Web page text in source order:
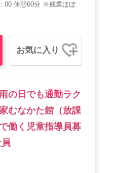
00 休憩60分 ※残業ほぼ
お気に入り
の日でも通勤ラク
むなかた館（放課
働く児童指導員募